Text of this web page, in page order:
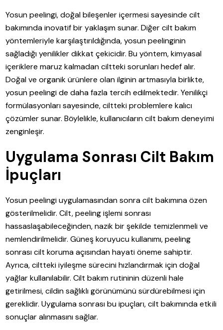
Yosun peelingi, doğal bileşenler içermesi sayesinde cilt
bakımında inovatif bir yaklaşım sunar. Diğer cilt bakım
yöntemleriyle karşılaştırıldığında, yosun peelinginin
sağladığı yenilikler dikkat çekicidir. Bu yöntem, kimyasal
içeriklere maruz kalmadan ciltteki sorunları hedef alır.
Doğal ve organik ürünlere olan ilginin artmasıyla birlikte,
yosun peelingi de daha fazla tercih edilmektedir. Yenilikçi
formülasyonları sayesinde, ciltteki problemlere kalıcı
çözümler sunar. Böylelikle, kullanıcıların cilt bakım deneyimi
zenginleşir.
Uygulama Sonrası Cilt Bakım
İpuçları
Yosun peelingi uygulamasından sonra cilt bakımına özen
gösterilmelidir. Cilt, peeling işlemi sonrası
hassaslaşabileceğinden, nazik bir şekilde temizlenmeli ve
nemlendirilmelidir. Güneş koruyucu kullanımı, peeling
sonrası cilt koruma açısından hayati öneme sahiptir.
Ayrıca, ciltteki iyileşme sürecini hızlandırmak için doğal
yağlar kullanılabilir. Cilt bakım rutininin düzenli hale
getirilmesi, cildin sağlıklı görünümünü sürdürebilmesi için
gereklidir. Uygulama sonrası bu ipuçları, cilt bakımında etkili
sonuçlar alınmasını sağlar.